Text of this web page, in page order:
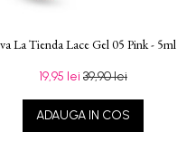
La Tienda Lace Gel 05 Pink - 5ml
19,95 lei 39,90 lei
ADAUGA IN COS